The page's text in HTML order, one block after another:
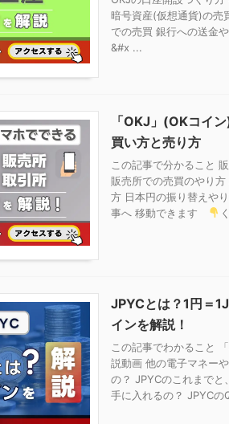
暗号資産(仮想通貨)の売
での売買 銀行への送金
&#x ...
「OKJ」(OKコイ
買い方と売り方
この記事で分かること
販売所での売買のやり
方 日本円の振り替えや
事へ 移動できます
JPYCとは？1円＝
インを解説！
この記事でわかること
説動画 他の電子マネー
の？ JPYCのこれまでと
手に入れるの？ JPYCの